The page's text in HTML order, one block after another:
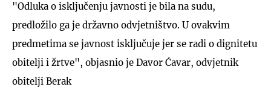
"Odluka o isključenju javnosti je bila na sudu,
predložilo ga je državno odvjetništvo. U ovakvim
predmetima se javnost isključuje jer se radi o dignitetu
obitelji i žrtve", objasnio je Davor Ćavar, odvjetnik
obitelji Berak